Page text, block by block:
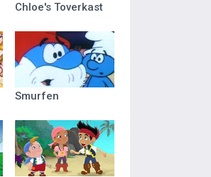
Chloe's Toverkast
Smurfen